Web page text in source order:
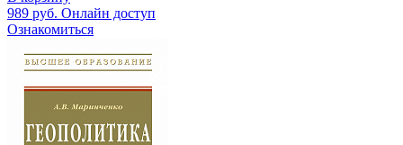
989 руб. Онлайн доступ
Ознакомиться